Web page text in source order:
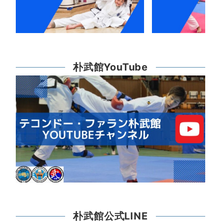
朴武館YouTube
朴武館公式LINE